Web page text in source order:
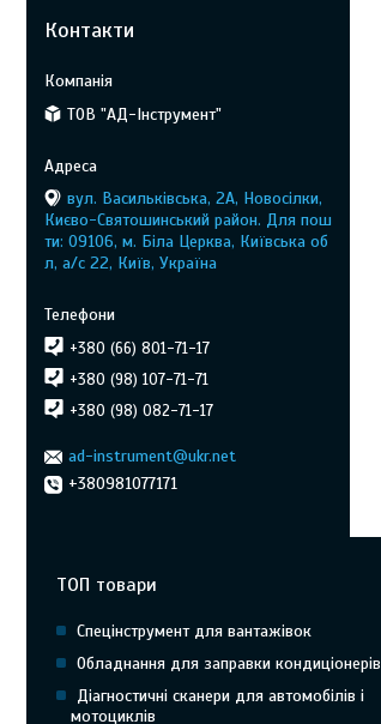
Контакти
ТОВ "АД-Інструмент"
вул. Васильківська, 2А, Новосілки,
Києво-Святошинський район. Для пош
ти: 09106, м. Біла Церква, Київська об
л, а/с 22, Київ, Україна
+380 (66) 801-71-17
+380 (98) 107-71-71
+380 (98) 082-71-17
ad-instrument@ukr.net
+380981077171
ТОП товари
Спецінструмент для вантажівок
Обладнання для заправки кондиціонерів
Діагностичні сканери для автомобілів і
мотоциклів